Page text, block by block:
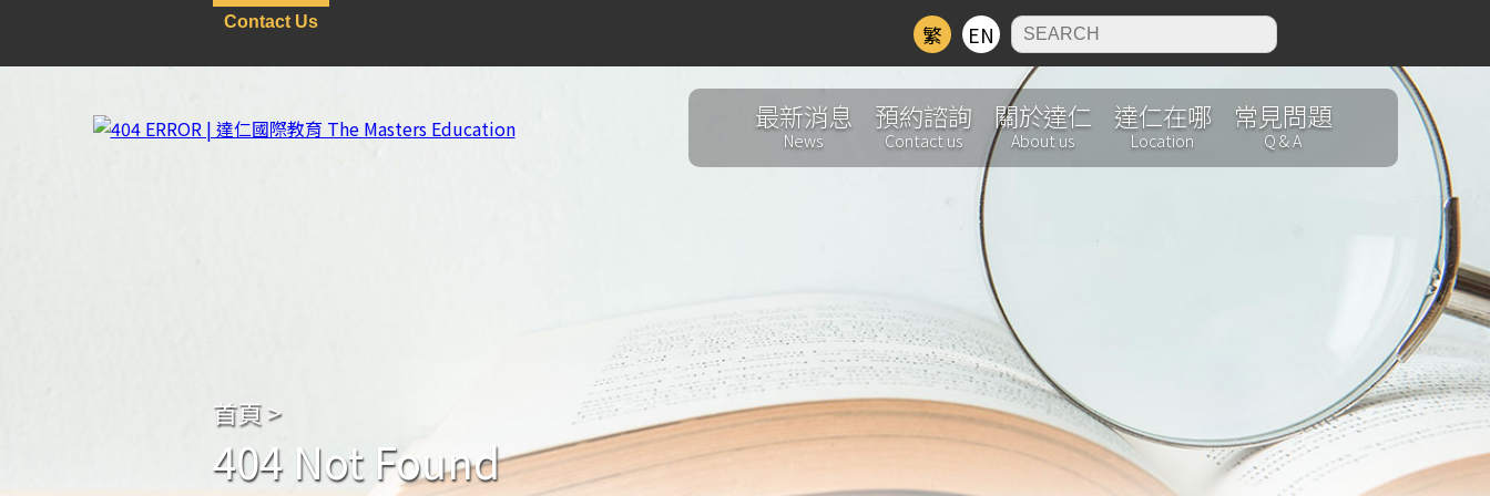
Contact Us 繁 EN
最新消息
News
預約諮詢
Contact us
關於達仁
About us
達仁在哪
Location
常見問題
Q & A
首頁>
404 Not Found